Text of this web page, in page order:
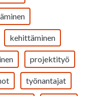
kehittäminen
projektityö
työnantajat